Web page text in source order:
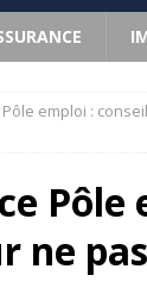
emploi :
Pôle
ne